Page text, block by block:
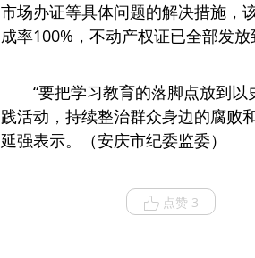
市场办证等具体问题的解决措施，
成率100%，不动产权证已全部发放
“要把学习教育的落脚点放到
践活动，持续整治群众身边的腐败
延强表示。（安庆市纪委监委）
点赞 3